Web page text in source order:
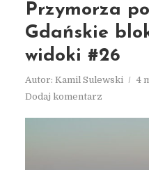
Przymorza
Gdańskie
widoki #26
Autor: Kamil Sulewski
4
Dodaj komentarz